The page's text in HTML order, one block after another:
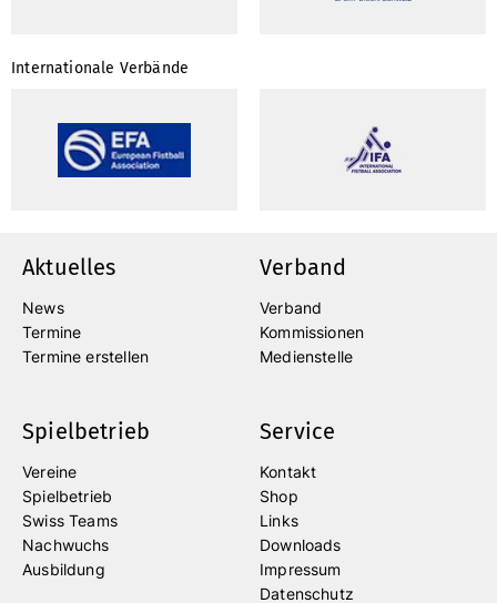
Internationale Verbände
Aktuelles
News
Termine
Termine erstellen
Verband
Verband
Kommissionen
Medienstelle
Spielbetrieb
Vereine
Spielbetrieb
Swiss Teams
Nachwuchs
Ausbildung
Service
Kontakt
Shop
Links
Downloads
Impressum
Datenschutz